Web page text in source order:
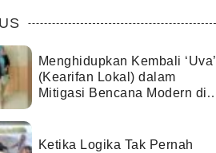
Menghidupkan Kembali ‘Uva’
(Kearifan Lokal) dalam
Mitigasi Bencana Modern di
Ketika Logika Tak Pernah